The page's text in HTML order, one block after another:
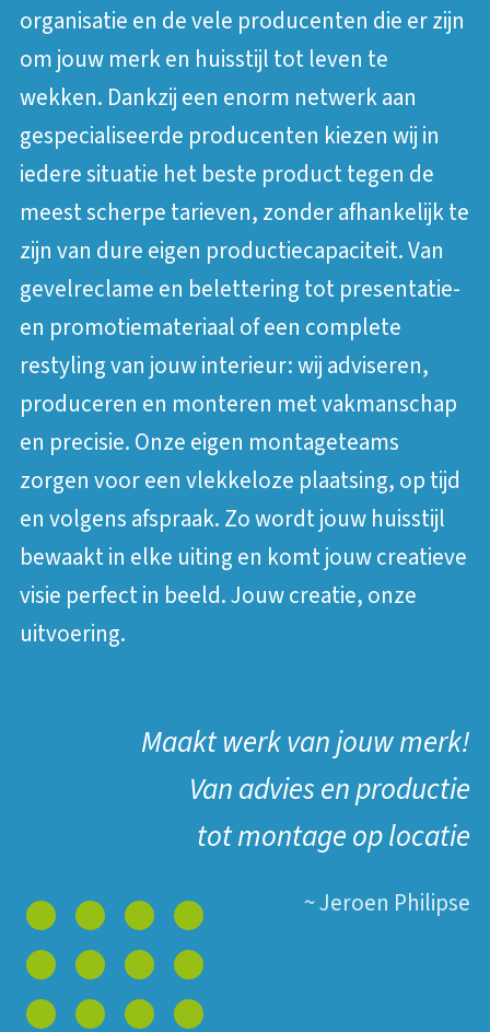
organisatie en de vele producenten die er zijn
om jouw merk en huisstijl tot leven te
wekken. Dankzij een enorm netwerk aan
gespecialiseerde producenten kiezen wij in
iedere situatie het beste product tegen de
meest scherpe tarieven, zonder afhankelijk te
zijn van dure eigen productiecapaciteit. Van
gevelreclame en belettering tot presentatie-
en promotiemateriaal of een complete
restyling van jouw interieur: wij adviseren,
produceren en monteren met vakmanschap
en precisie. Onze eigen montageteams
zorgen voor een vlekkeloze plaatsing, op tijd
en volgens afspraak. Zo wordt jouw huisstijl
bewaakt in elke uiting en komt jouw creatieve
visie perfect in beeld. Jouw creatie, onze
uitvoering.
Maakt werk van jouw merk!
Van advies en productie
tot montage op locatie
~ Jeroen Philipse